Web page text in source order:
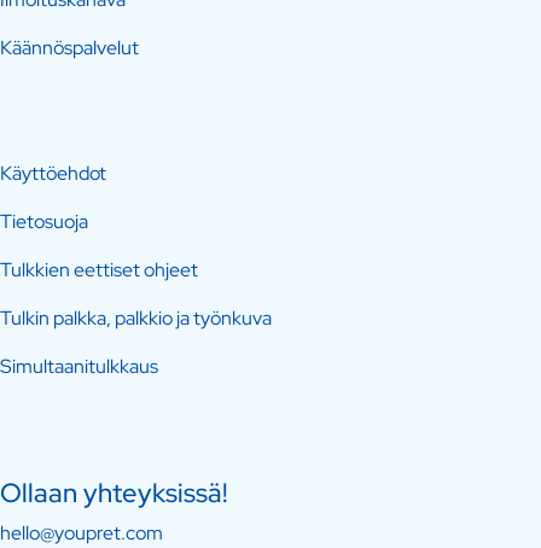
Käännöspalvelut
Käyttöehdot
Tietosuoja
Tulkkien eettiset ohjeet
Tulkin palkka, palkkio ja työnkuva
Simultaanitulkkaus
Ollaan yhteyksissä!
hello@youpret.com